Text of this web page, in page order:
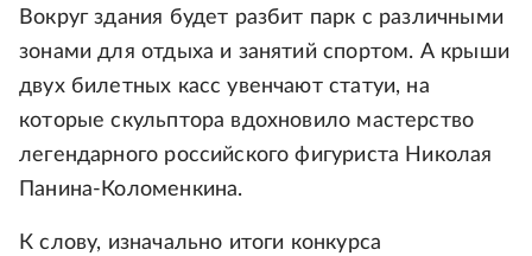
Вокруг здания будет разбит парк с различными
зонами для отдыха и занятий спортом. А крыши
двух билетных касс увенчают статуи, на
которые скульптора вдохновило мастерство
легендарного российского фигуриста Николая
Панина-Коломенкина.
К слову, изначально итоги конкурса